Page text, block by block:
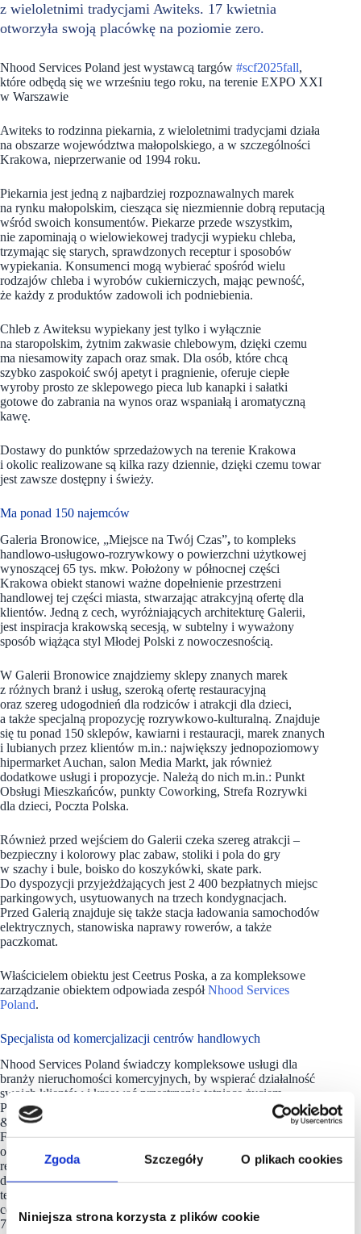
Zgoda Szczegóły O plikach cookies
Niniejsza strona korzysta z plików cookie
z wieloletnimi tradycjami Awiteks. 17 kwietnia
otworzyła swoją placówkę na poziomie zero.
Nhood Services Poland jest wystawcą targów #scf2025fall,
które odbędą się we wrześniu tego roku, na terenie EXPO XXI
w Warszawie
Awiteks to rodzinna piekarnia, z wieloletnimi tradycjami działa
na obszarze województwa małopolskiego, a w szczególności
Krakowa, nieprzerwanie od 1994 roku.
Piekarnia jest jedną z najbardziej rozpoznawalnych marek
na rynku małopolskim, ciesząca się niezmiennie dobrą reputacją
wśród swoich konsumentów. Piekarze przede wszystkim,
nie zapominają o wielowiekowej tradycji wypieku chleba,
trzymając się starych, sprawdzonych receptur i sposobów
wypiekania. Konsumenci mogą wybierać spośród wielu
rodzajów chleba i wyrobów cukierniczych, mając pewność,
że każdy z produktów zadowoli ich podniebienia.
Chleb z Awiteksu wypiekany jest tylko i wyłącznie
na staropolskim, żytnim zakwasie chlebowym, dzięki czemu
ma niesamowity zapach oraz smak. Dla osób, które chcą
szybko zaspokoić swój apetyt i pragnienie, oferuje ciepłe
wyroby prosto ze sklepowego pieca lub kanapki i sałatki
gotowe do zabrania na wynos oraz wspaniałą i aromatyczną
kawę.
Dostawy do punktów sprzedażowych na terenie Krakowa
i okolic realizowane są kilka razy dziennie, dzięki czemu towar
jest zawsze dostępny i świeży.
Ma ponad 150 najemców
Galeria Bronowice, „Miejsce na Twój Czas”, to kompleks
handlowo-usługowo-rozrywkowy o powierzchni użytkowej
wynoszącej 65 tys. mkw. Położony w północnej części
Krakowa obiekt stanowi ważne dopełnienie przestrzeni
handlowej tej części miasta, stwarzając atrakcyjną ofertę dla
klientów. Jedną z cech, wyróżniających architekturę Galerii,
jest inspiracja krakowską secesją, w subtelny i wyważony
sposób wiążąca styl Młodej Polski z nowoczesnością.
W Galerii Bronowice znajdziemy sklepy znanych marek
z różnych branż i usług, szeroką ofertę restauracyjną
oraz szereg udogodnień dla rodziców i atrakcji dla dzieci,
a także specjalną propozycję rozrywkowo-kulturalną. Znajduje
się tu ponad 150 sklepów, kawiarni i restauracji, marek znanych
i lubianych przez klientów m.in.: największy jednopoziomowy
hipermarket Auchan, salon Media Markt, jak również
dodatkowe usługi i propozycje. Należą do nich m.in.: Punkt
Obsługi Mieszkańców, punkty Coworking, Strefa Rozrywki
dla dzieci, Poczta Polska.
Również przed wejściem do Galerii czeka szereg atrakcji –
bezpieczny i kolorowy plac zabaw, stoliki i pola do gry
w szachy i bule, boisko do koszykówki, skate park.
Do dyspozycji przyjeżdżających jest 2 400 bezpłatnych miejsc
parkingowych, usytuowanych na trzech kondygnacjach.
Przed Galerią znajduje się także stacja ładowania samochodów
elektrycznych, stanowiska naprawy rowerów, a także
paczkomat.
Właścicielem obiektu jest Ceetrus Poska, a za kompleksowe
zarządzanie obiektem odpowiada zespółNhood Services
Poland.
Specjalista od komercjalizacji centrów handlowych
Nhood Services Poland świadczy kompleksowe usługi dla
branży nieruchomości komercyjnych, by wspierać działalność
swoich klientów i kreować przestrzenie tętniące życiem.
Portfolio usług firmy, w ramach linii biznesowych Property
& Asset Services (PAS), Development (DEV) oraz Resources,
Fund & Investment (RFI), obejmuje m.in. zarządzanie
obiektami handlowymi, wynajem powierzchni handlowej,
reprezentacja najemców zarządzanie procesami
deweloperskimi, asset management, marketing, ESG, sprzedaż
terenów pod inwestycje. Spółka kompleksowo zarządza 25
centrami i galeriami handlowymi o łącznej powierzchni blisko
700 tys. mkw. Jako komercjalizator reprezentuje 55 centrów